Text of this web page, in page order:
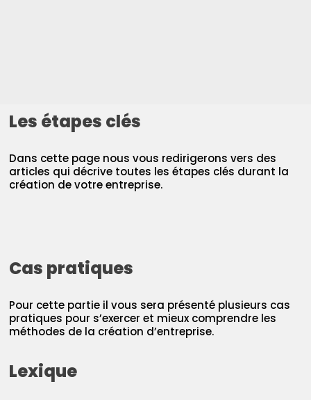
Les étapes clés
Dans cette page nous vous redirigerons vers des
articles qui décrive toutes les étapes clés durant la
création de votre entreprise.
Cas pratiques
Pour cette partie il vous sera présenté plusieurs cas
pratiques pour s’exercer et mieux comprendre les
méthodes de la création d’entreprise.
Lexique